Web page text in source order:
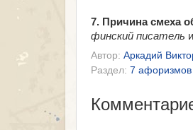
7. Причина смеха
финский писатель
Автор: Аркадий
Раздел: 7 афоризмов